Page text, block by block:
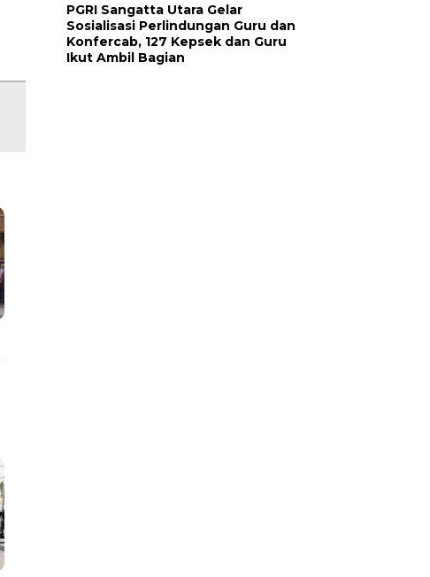
PGRI Sangatta Utara Gelar
Sosialisasi Perlindungan Guru dan
Konfercab, 127 Kepsek dan Guru
Ikut Ambil Bagian